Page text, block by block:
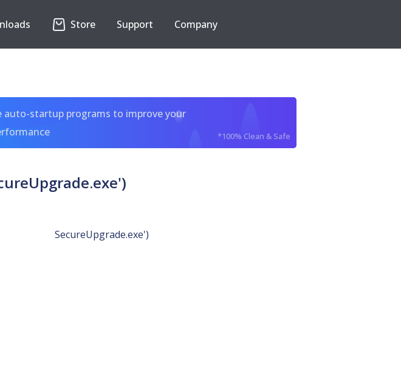
Store Support Company
startup programs to improve your
*100% Clean & Safe
SecureUpgrade.exe')